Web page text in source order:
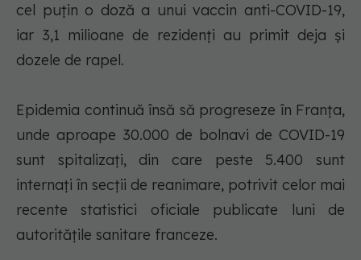
cel puţin o doză a unui vaccin anti-COVID-19,
iar 3,1 milioane de rezidenţi au primit deja şi
dozele de rapel.
Epidemia continuă însă să progreseze în Franţa,
unde aproape 30.000 de bolnavi de COVID-19
sunt spitalizaţi, din care peste 5.400 sunt
internaţi în secţii de reanimare, potrivit celor mai
recente statistici oficiale publicate luni de
autorităţile sanitare franceze.